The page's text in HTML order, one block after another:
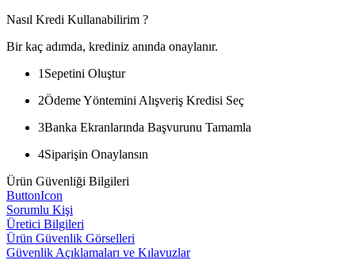
Nasıl Kredi Kullanabilirim ?
Bir kaç adımda, krediniz anında onaylanır.
1 Sepetini Oluştur
2Ödeme Yöntemini Alışveriş Kredisi Seç
3Banka Ekranlarında Başvurunu Tamamla
4Siparişin Onaylansın
Ürün Güvenliği Bilgileri
ButtonIcon
Sorumlu Kişi
Üretici Bilgileri
Ürün Güvenlik Görselleri
Güvenlik Açıklamaları ve Kılavuzlar